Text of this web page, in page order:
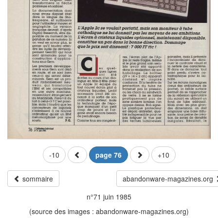
-10 page 76 +10
sommaire
abandonware-magazines.org
n°71 juin 1985
(source des images : abandonware-magazines.org)